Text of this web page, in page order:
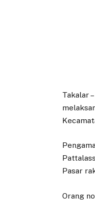
Takalar
Pasar
Orang